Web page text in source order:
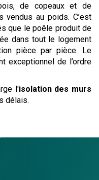
de copeaux et de
vendus au poids. C’est
que le poêle produit de
dans tout le logement
pièce par pièce. Le
exceptionnel de l’ordre
l'isolation des murs
délais.